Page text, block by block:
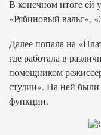
В конечном итоге ей
«Рябиновый вальс»,
Далее попала на
где работала в
помощником
студии». На ней
функции.